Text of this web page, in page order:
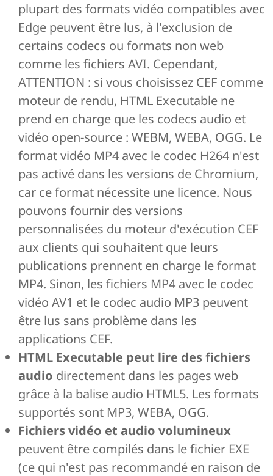
plupart des formats vidéo compatibles avec
Edge peuvent être lus, à l'exclusion de
certains codecs ou formats non web
comme les fichiers AVI. Cependant,
ATTENTION : si vous choisissez CEF comme
moteur de rendu, HTML Executable ne
prend en charge que les codecs audio et
vidéo open-source : WEBM, WEBA, OGG. Le
format vidéo MP4 avec le codec H264 n'est
pas activé dans les versions de Chromium,
car ce format nécessite une licence. Nous
pouvons fournir des versions
personnalisées du moteur d'exécution CEF
aux clients qui souhaitent que leurs
publications prennent en charge le format
MP4. Sinon, les fichiers MP4 avec le codec
vidéo AV1 et le codec audio MP3 peuvent
être lus sans problème dans les
applications CEF.
HTML Executable peut lire des fichiers
audio directement dans les pages web
grâce à la balise audio HTML5. Les formats
supportés sont MP3, WEBA, OGG.
Fichiers vidéo et audio volumineux
peuvent être compilés dans le fichier EXE
(ce qui n'est pas recommandé en raison de